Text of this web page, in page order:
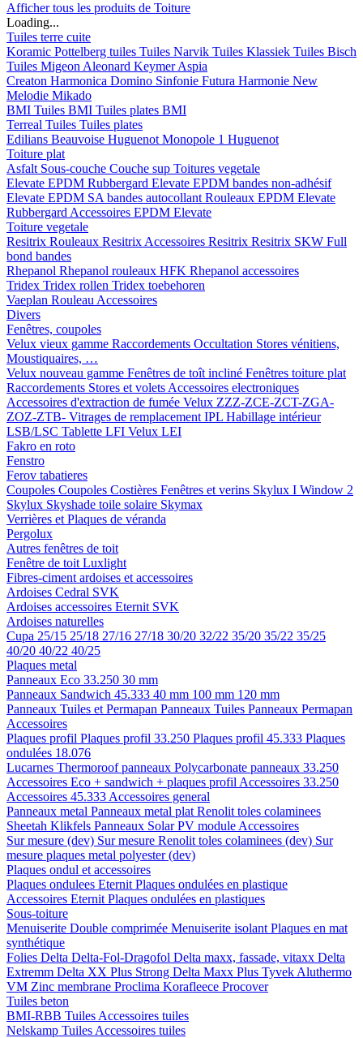
Afficher tous les produits de Toiture
Loading...
Tuiles terre cuite
Koramic Pottelberg tuiles Tuiles Narvik Tuiles Klassiek Tuiles Bisch
Tuiles Migeon Aleonard KeymerAspia
Creaton Harmonica Domino Sinfonie Futura Harmonie New
Melodie Mikado
BMI Tuiles BMI Tuiles plates BMI
Terreal Tuiles Tuiles plates
Edilians Beauvoise Huguenot Monopole 1 Huguenot
Toiture plat
Asfalt Sous-couche Couche sup Toitures vegetale
Elevate EPDM Rubbergard Elevate EPDM bandes non-adhésif
Elevate EPDM SA bandes autocollant Rouleaux EPDM Elevate
Rubbergard Accessoires EPDM Elevate
Toiture vegetale
Resitrix Rouleaux Resitrix Accessoires Resitrix Resitrix SKW Full
bond bandes
Rhepanol Rhepanol rouleaux HFK Rhepanol accessoires
Tridex Tridex rollen Tridex toebehoren
Vaeplan Rouleau Accessoires
Divers
Fenêtres, coupoles
Velux vieux gamme Raccordements Occultation Stores vénitiens,
Moustiquaires, …
Velux nouveau gamme Fenêtres de toît incliné Fenêtres toiture plat
Raccordements Stores et volets Accessoires electroniques
Accessoires d'extraction de fumée Velux ZZZ-ZCE-ZCT-ZGA-
ZOZ-ZTB- Vitrages de remplacement IPL Habillage intérieur
LSB/LSC Tablette LFI Velux LEI
Fakro en roto
Fenstro
Ferov tabatieres
Coupoles Coupoles Costières Fenêtres et verins Skylux I Window 2
Skylux Skyshade toile solaire Skymax
Verrières et Plaques de véranda
Pergolux
Autres fenêtres de toit
Fenêtre de toit Luxlight
Fibres-ciment ardoises et accessoires
Ardoises Cedral SVK
Ardoises accessoires Eternit SVK
Ardoises naturelles
Cupa 25/15 25/18 27/16 27/18 30/20 32/22 35/20 35/22 35/25
40/20 40/22 40/25
Plaques metal
Panneaux Eco 33.250 30 mm
Panneaux Sandwich 45.333 40 mm 100 mm 120 mm
Panneaux Tuiles et Permapan Panneaux Tuiles Panneaux Permapan
Accessoires
Plaques profil Plaques profil 33.250 Plaques profil 45.333 Plaques
ondulées 18.076
Lucarnes Thermoroof panneaux Polycarbonate panneaux 33.250
Accessoires Eco + sandwich + plaques profil Accessoires 33.250
Accessoires 45.333 Accessoires general
Panneaux metal Panneaux metal plat Renolit toles colaminees
Sheetah Klikfels Panneaux Solar PV module Accessoires
Sur mesure (dev) Sur mesure Renolit toles colaminees (dev) Sur
mesure plaques metal polyester (dev)
Plaques ondul et accessoires
Plaques ondulees Eternit Plaques ondulées en plastique
Accessoires Eternit Plaques ondulées en plastiques
Sous-toiture
Menuiserite Double comprimée Menuiserite isolant Plaques en mat
synthétique
Folies Delta Delta-Fol-Dragofol Delta maxx, fassade, vitaxx Delta
Extremm Delta XX Plus Strong Delta Maxx Plus Tyvek Aluthermo
VM Zinc membrane Proclima Korafleece Procover
Tuiles beton
BMI-RBB Tuiles Accessoires tuiles
Nelskamp Tuiles Accessoires tuiles